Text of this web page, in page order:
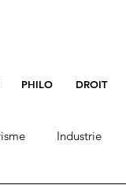
PHILO DROIT
Industrie